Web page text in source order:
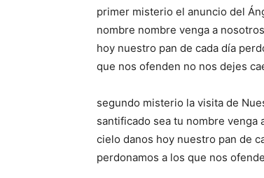
primer misterio el anuncio del
nombre nombre venga a
hoy nuestro pan de cada día
que nos ofenden no nos dejes
segundo misterio la visita de
santificado sea tu nombre
cielo danos hoy nuestro pan de
perdonamos a los que nos